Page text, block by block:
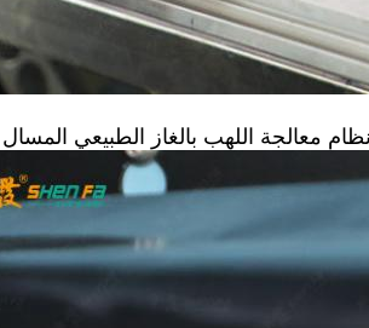
معالجة اللهب بالغاز الطبيعي المسال